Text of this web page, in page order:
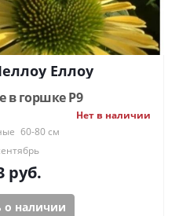
Еллоу
в горшке Р9
Нет в наличии
60-80 см
руб.
наличии